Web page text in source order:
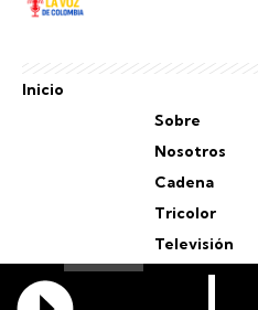
Inicio
Sobre
Nosotros
Cadena
Tricolor
Televisión
Personal